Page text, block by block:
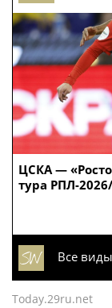
ЦСКА —
тура РПЛ-
Все
Today.29ru.net